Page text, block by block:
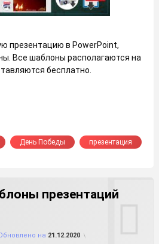
презентацию в PowerPoint,
Все шаблоны располагаются на
бесплатно.
День Победы презентация
презентаций
на 21.12.2020